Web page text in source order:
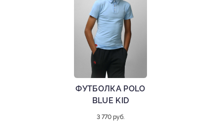
ФУТБОЛКА POLO
BLUE KID
3 770 руб.